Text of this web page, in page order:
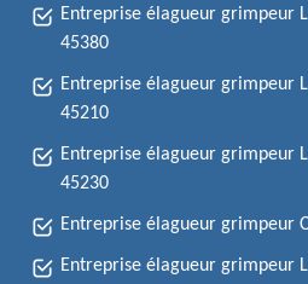
Entreprise élagueur grimpeur
45380
Entreprise élagueur grimpeur
45210
Entreprise élagueur grimpeur
45230
Entreprise élagueur grimpeur
Entreprise élagueur grimpeur